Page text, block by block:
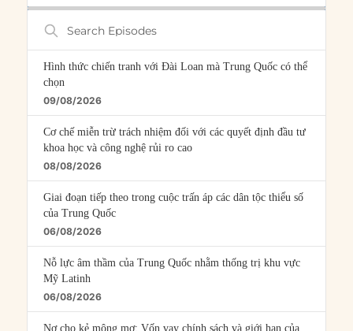
Search
Episodes
Hình thức chiến tranh với Đài Loan mà Trung Quốc có thể
chọn
09/08/2026
Cơ chế miễn trừ trách nhiệm đối với các quyết định đầu tư
khoa học và công nghệ rủi ro cao
08/08/2026
Giai đoạn tiếp theo trong cuộc trấn áp các dân tộc thiểu số
của Trung Quốc
06/08/2026
Nỗ lực âm thầm của Trung Quốc nhằm thống trị khu vực
Mỹ Latinh
06/08/2026
Nợ cho kẻ mộng mơ: Vốn vay chính sách và giới hạn của